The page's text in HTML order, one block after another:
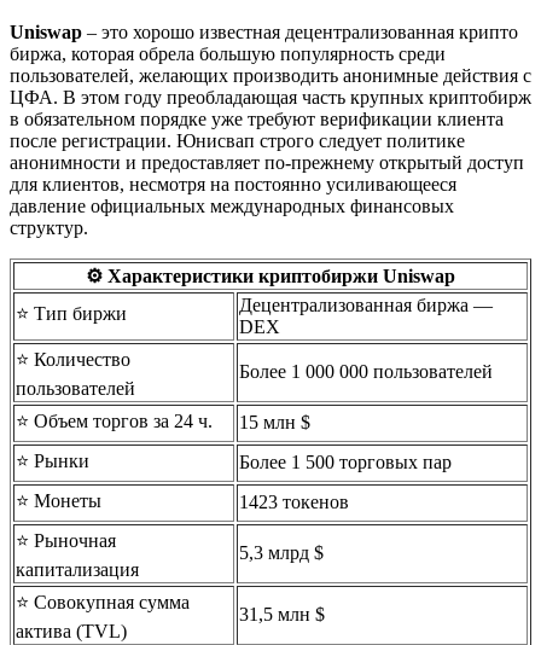
Uniswap – это хорошо известная децентрализованная крипто
биржа, которая обрела большую популярность среди
пользователей, желающих производить анонимные действия с
ЦФА. В этом году преобладающая часть крупных криптобирж
в обязательном порядке уже требуют верификации клиента
после регистрации. Юнисвап строго следует политике
анонимности и предоставляет по-прежнему открытый доступ
для клиентов, несмотря на постоянно усиливающееся
давление официальных международных финансовых
структур.
⚙️ Характеристики криптобиржи Uniswap
⭐️ Тип биржи
Децентрализованная биржа —
DEX
⭐️ Количество
пользователей
Более 1 000 000 пользователей
⭐️ Объем торгов за 24 ч.
15 млн $
⭐️ Рынки
Более 1 500 торговых пар
⭐️ Монеты
1423 токенов
⭐️ Рыночная
капитализация
5,3 млрд $
⭐️ Cовокупная сумма
актива (TVL)
31,5 млн $